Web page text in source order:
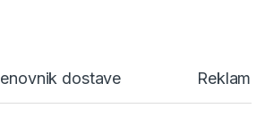
dostave